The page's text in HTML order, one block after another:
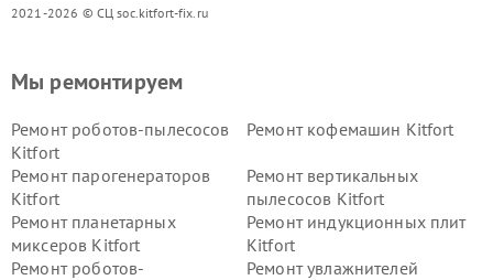
2021-2026 © СЦ soc.kitfort-fix.ru
Мы ремонтируем
Ремонт роботов-пылесосов
Kitfort
Ремонт кофемашин Kitfort
Ремонт парогенераторов
Kitfort
Ремонт вертикальных
пылесосов Kitfort
Ремонт планетарных
миксеров Kitfort
Ремонт индукционных плит
Kitfort
Ремонт роботов-
Ремонт увлажнителей